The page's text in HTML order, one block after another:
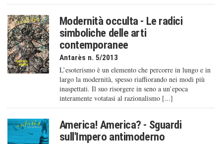
Modernità occulta - Le radici
simboliche delle arti
contemporanee
Antarès n. 5/2013
L’esoterismo è un elemento che percorre in lungo e in
largo la modernità, spesso riaffiorando nei modi più
inaspettati. Il suo risorgere in seno a un’epoca
interamente votatasi al razionalismo [...]
America! America? - Sguardi
sull'Impero antimoderno